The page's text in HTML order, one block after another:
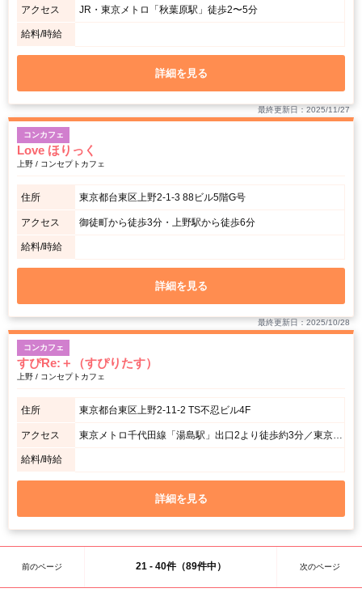
アクセス JR・東京メトロ「秋葉原駅」徒歩2〜5分
給料/時給
詳細を見る
最終更新日：2025/11/27
コンカフェ
Love ほりっく
上野 / コンセプトカフェ
住所 東京都台東区上野2-1-3 88ビル5階G号
アクセス 御徒町から徒歩3分・上野駅から徒歩6分
給料/時給
詳細を見る
最終更新日：2025/10/28
コンカフェ
すぴRe:＋（すぴりたす）
上野 / コンセプトカフェ
住所 東京都台東区上野2-11-2 TS不忍ビル4F
アクセス 東京メトロ千代田線「湯島駅」出口2より徒歩約3分／東京メトロ銀座線「上野広小路駅」より徒歩約4分／JR「上野駅」不忍口より徒歩約8分
給料/時給
詳細を見る
前のページ 21 - 40件（89件中） 次のページ